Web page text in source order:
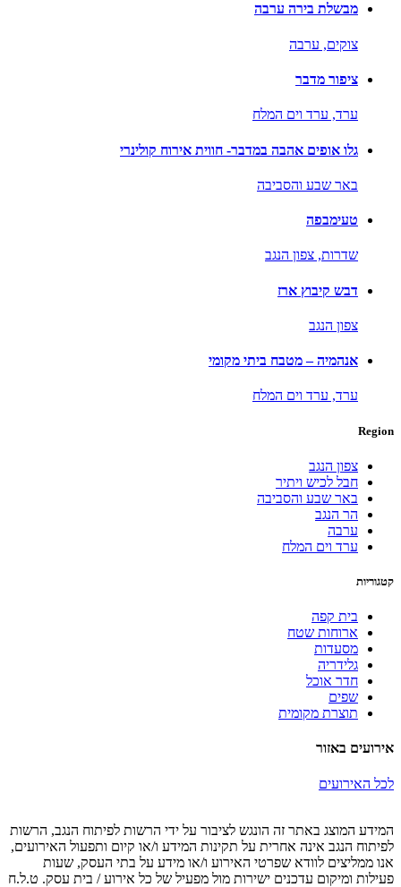
מבשלת בירה ערבה
צוקים, ערבה
ציפור מדבר
ערד, ערד וים המלח
גלו אופים אהבה במדבר- חווית אירוח קולינרי
באר שבע והסביבה
טעימבפה
שדרות, צפון הנגב
דבש קיבוץ ארז
צפון הנגב
אנהמיה – מטבח ביתי מקומי
ערד, ערד וים המלח
Region
צפון הנגב
חבל לכיש ויתיר
באר שבע והסביבה
הר הנגב
ערבה
ערד וים המלח
קטגוריות
בית קפה
ארוחות שטח
מסעדות
גלידריה
חדר אוכל
שפים
תוצרת מקומית
אירועים באזור
לכל האירועים
המידע המוצג באתר זה הונגש לציבור על ידי הרשות לפיתוח הנגב, הרשות
לפיתוח הנגב אינה אחרית על תקינות המידע ו/או קיום ותפעול האירועים,
אנו ממליצים לוודא שפרטי האירוע ו/או מידע על בתי העסק, שעות
פעילות ומיקום עדכנים ישירות מול מפעיל של כל אירוע / בית עסק. ט.ל.ח